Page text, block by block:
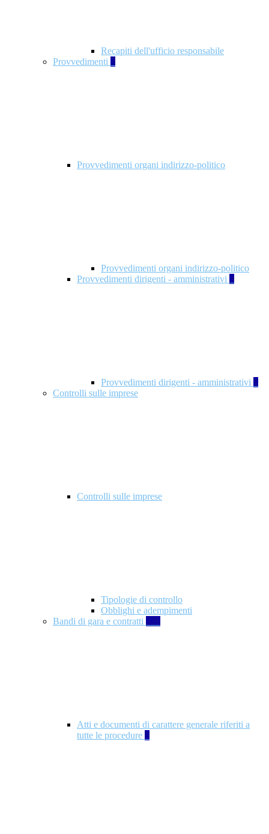
Recapiti dell'ufficio responsabile
Provvedimenti 3
Provvedimenti organi indirizzo-politico
Provvedimenti organi indirizzo-politico
Provvedimenti dirigenti - amministrativi 3
Provvedimenti dirigenti - amministrativi 1
Controlli sulle imprese
Controlli sulle imprese
Tipologie di controllo
Obblighi e adempimenti
Bandi di gara e contratti 326
Atti e documenti di carattere generale riferiti a
tutte le procedure 5